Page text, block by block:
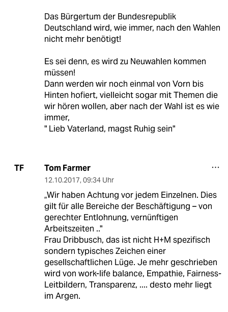
Das Bürgertum der Bundesrepublik
Deutschland wird, wie immer, nach den Wahlen
nicht mehr benötigt!
Es sei denn, es wird zu Neuwahlen kommen
müssen!
Dann werden wir noch einmal von Vorn bis
Hinten hofiert, vielleicht sogar mit Themen die
wir hören wollen, aber nach der Wahl ist es wie
immer,
" Lieb Vaterland, magst Ruhig sein"
TF Tom Farmer
12.10.2017, 09:34 Uhr
„Wir haben Achtung vor jedem Einzelnen. Dies
gilt für alle Bereiche der Beschäftigung – von
gerechter Entlohnung, vernünftigen
Arbeitszeiten .."
Frau Dribbusch, das ist nicht H+M spezifisch
sondern typisches Zeichen einer
gesellschaftlichen Lüge. Je mehr geschrieben
wird von work-life balance, Empathie, Fairness-
Leitbildern, Transparenz, .... desto mehr liegt
im Argen.